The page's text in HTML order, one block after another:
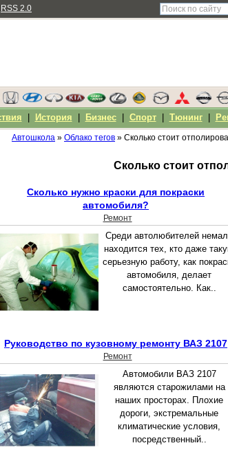
Автошкола » Облако тегов » Сколько стоит
Сколько стоит
Сколько нужно краски для покраски
автомобиля?
Ремонт
Среди автолюбителей
находится тех, кто даже
серьезную работу, как
автомобиля, делает
самостоятельно. Как..
Руководство по кузовному ремонту ВАЗ 2107
Ремонт
Автомобили ВАЗ 2107
являются старожилами на
наших просторах. Плохие
дороги, экстремальные
климатические условия,
посредственный..
RSS 2.0
История Бизнес| Спорт| Тюнинг|